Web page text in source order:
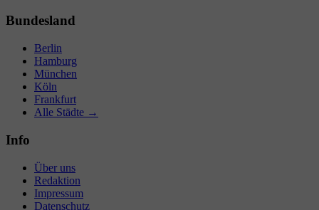
Bundesland
Berlin
Hamburg
München
Köln
Frankfurt
Alle Städte →
Info
Über uns
Redaktion
Impressum
Datenschutz